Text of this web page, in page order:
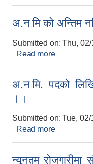
अ.न.मि को अन्तिम
Submitted on: Thu, 02/
Read more
अ.न.मि. पदको
।।
Submitted on: Tue, 02/
Read more
न्यूनतम रोजगारीमा